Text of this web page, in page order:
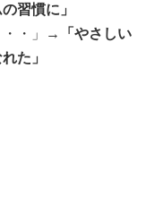
習慣に」
・・」→
「やさしい
た」